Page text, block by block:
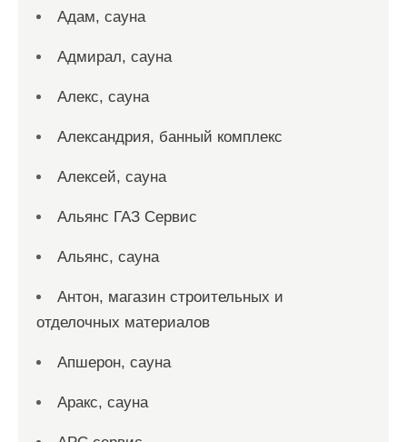
Адам, сауна
Адмирал, сауна
Алекс, сауна
Александрия, банный комплекс
Алексей, сауна
Альянс ГАЗ Сервис
Альянс, сауна
Антон, магазин строительных и
отделочных материалов
Апшерон, сауна
Аракс, сауна